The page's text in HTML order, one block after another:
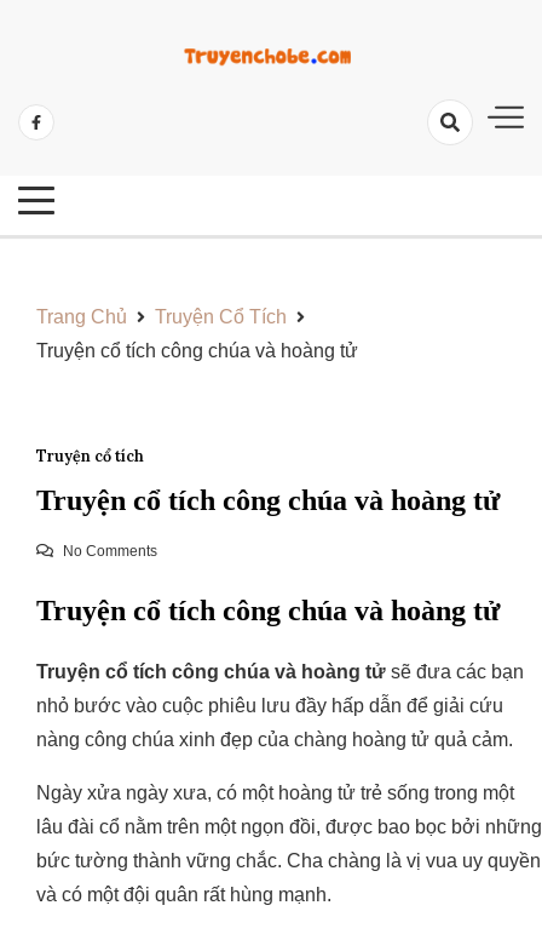
Những Câu Truyện Hay Cho Bé
Trang Chủ
Truyện Cổ Tích
Truyện cổ tích công chúa và hoàng tử
Truyện cổ tích
Truyện cổ tích công chúa và hoàng tử
No Comments
Truyện cổ tích công chúa và hoàng tử
Truyện cổ tích công chúa và hoàng tử sẽ đưa các bạn
nhỏ bước vào cuộc phiêu lưu đầy hấp dẫn để giải cứu
nàng công chúa xinh đẹp của chàng hoàng tử quả cảm.
Ngày xửa ngày xưa, có một hoàng tử trẻ sống trong một
lâu đài cổ nằm trên một ngọn đồi, được bao bọc bởi những
bức tường thành vững chắc. Cha chàng là vị vua uy quyền
và có một đội quân rất hùng mạnh.